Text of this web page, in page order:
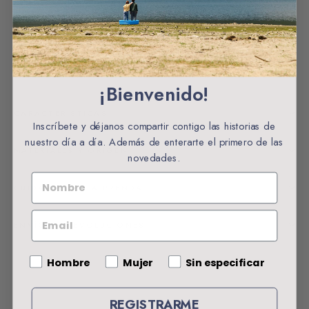
Agregar al carrito
Envios gratuitos a partir de 60€ España
CUIDADOS DE LA PRENDA
ENVÍOS Y DEVOLUCIONES
¡Bienvenido!
Inscríbete y déjanos compartir contigo las historias de
nuestro día a día. Además de enterarte el primero de las
novedades.
NOMBRE
EMAIL
Gender
Hombre Mujer Sin especificar
REGISTRARME